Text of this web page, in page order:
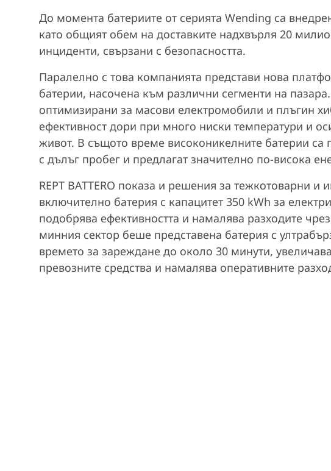
До момента батериите от серията Wending са
като общият обем на доставките надхвърля 20
инциденти, свързани с безопасността.
Паралелно с това компанията представи нова
батерии, насочена към различни сегменти на
оптимизирани за масови електромобили и плъгин
ефективност дори при много ниски температури и
живот. В същото време високоникелните батерии
с дълъг пробег и предлагат значително по-висока
REPT BATTERO показа и решения за тежкотоварни и
включително батерия с капацитет 350 kWh за
подобрява ефективността и намалява разходите
минния сектор беше представена батерия с
времето за зареждане до около 30 минути,
превозните средства и намалява оперативните